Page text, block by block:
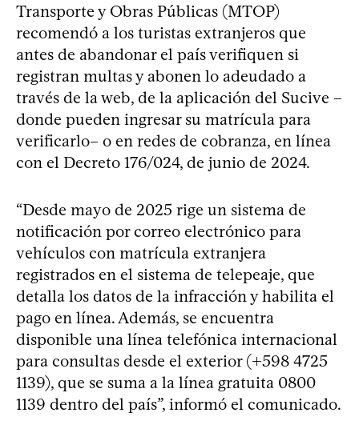
Transporte y Obras Públicas (MTOP)
recomendó a los turistas extranjeros que
antes de abandonar el país verifiquen si
registran multas y abonen lo adeudado a
través de la web, de la aplicación del Sucive –
donde pueden ingresar su matrícula para
verificarlo– o en redes de cobranza, en línea
con el Decreto 176/024, de junio de 2024.
“Desde mayo de 2025 rige un sistema de
notificación por correo electrónico para
vehículos con matrícula extranjera
registrados en el sistema de telepeaje, que
detalla los datos de la infracción y habilita el
pago en línea. Además, se encuentra
disponible una línea telefónica internacional
para consultas desde el exterior (+598 4725
1139), que se suma a la línea gratuita 0800
1139 dentro del país”, informó el comunicado.